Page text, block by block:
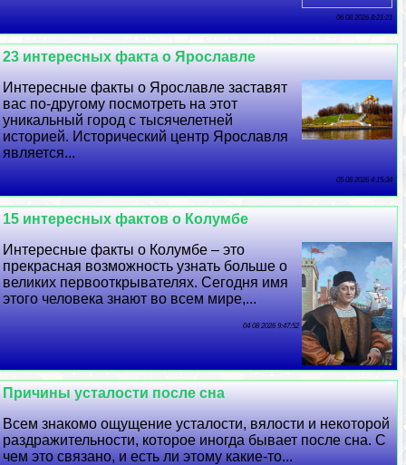
06 08 2026 8:21:21
23 интересных факта о Ярославле
Интересные факты о Ярославле заставят
вас по-другому посмотреть на этот
уникальный город с тысячелетней
историей. Исторический центр Ярославля
является...
05 08 2026 4:15:34
15 интересных фактов о Колумбе
Интересные факты о Колумбе – это
прекрасная возможность узнать больше о
великих первооткрывателях. Сегодня имя
этого человека знают во всем мире,...
04 08 2026 9:47:52
Причины усталости после сна
Всем знакомо ощущение усталости, вялости и некоторой
раздражительности, которое иногда бывает после сна. С
чем это связано, и есть ли этому какие-то...